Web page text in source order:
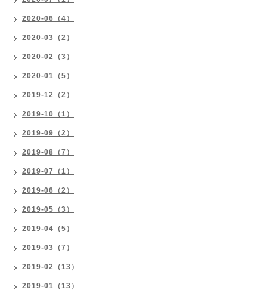
2020-06（4）
2020-03（2）
2020-02（3）
2020-01（5）
2019-12（2）
2019-10（1）
2019-09（2）
2019-08（7）
2019-07（1）
2019-06（2）
2019-05（3）
2019-04（5）
2019-03（7）
2019-02（13）
2019-01（13）